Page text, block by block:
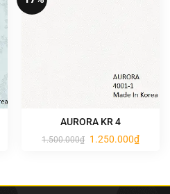
AURORA KR 4
1.500.000₫ Giá
gốc
1.250.000₫Giá
hiện